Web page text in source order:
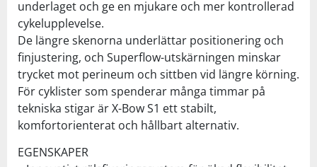
underlaget och ge en mjukare och mer kontrollerad
cykelupplevelse.
De längre skenorna underlättar positionering och
finjustering, och Superflow-utskärningen minskar
trycket mot perineum och sittben vid längre körning.
För cyklister som spenderar många timmar på
tekniska stigar är X-Bow S1 ett stabilt,
komfortorienterat och hållbart alternativ.
EGENSKAPER